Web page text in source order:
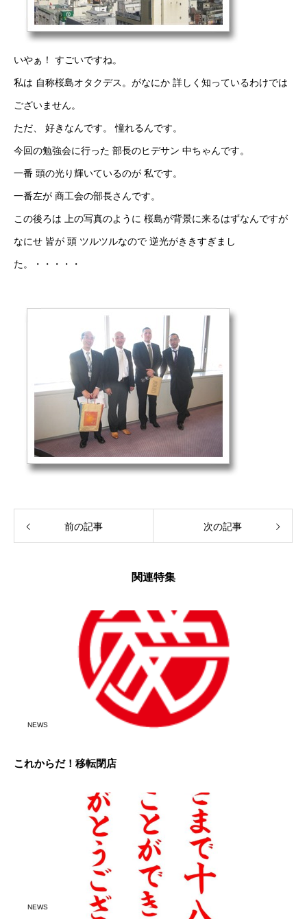
いやぁ！ すごいですね。
私は 自称桜島オタクデス。がなにか 詳しく知っているわけでは
ございません。
ただ、 好きなんです。 憧れるんです。
今回の勉強会に行った 部長のヒデサン 中ちゃんです。
一番 頭の光り輝いているのが 私です。
一番左が 商工会の部長さんです。
この後ろは 上の写真のように 桜島が背景に来るはずなんですが
なにせ 皆が 頭 ツルツルなので 逆光がききすぎまし
た。・・・・・
前の記事 次の記事
関連特集
NEWS
これからだ！移転閉店
NEWS